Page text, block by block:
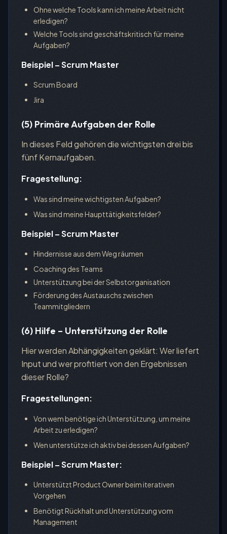
Ohne welche Tools kann ich meine Arbeit nicht
erledigen?
Welche Tools sind geschäftskritisch für meine
Aufgaben?
Beispiel – Scrum Master
Scrum Board
Jira
(5) Primäre Aufgaben der Rolle
In dieses Feld gehören die wichtigsten drei bis
fünf Kernaufgaben.
Fragestellung:
Was sind meine wichtigsten Aufgaben?
Was sind meine Haupttätigkeitsfelder?
Beispiel – Scrum Master
Hindernisse aus dem Weg räumen
Coaching des Teams
Unterstützung bei der Selbstorganisation
Förderung des Austauschs zwischen
Teammitgliedern
(6) Hilfe – Unterstützung der Rolle
Hier werden Abhängigkeiten geklärt: Wer liefert
Input und wer profitiert von den Ergebnissen
dieser Rolle?
Fragestellungen:
Von wem benötige ich Unterstützung, um meine
Arbeit zu erledigen?
Wen unterstütze ich aktiv bei dessen Aufgaben?
Beispiel – Scrum Master:
Unterstützt Product Owner beim iterativen
Vorgehen
Benötigt Rückhalt und Unterstützung vom
Management